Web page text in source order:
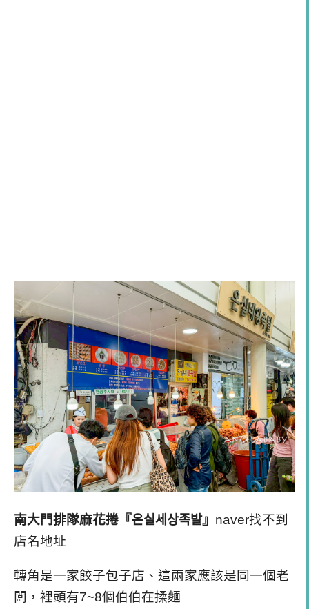
南大門排隊麻花捲『은실세상족발』 naver找不到
店名地址
轉角是一家餃子包子店、這兩家應該是同一個老
闆，裡頭有7~8個伯伯在揉麵